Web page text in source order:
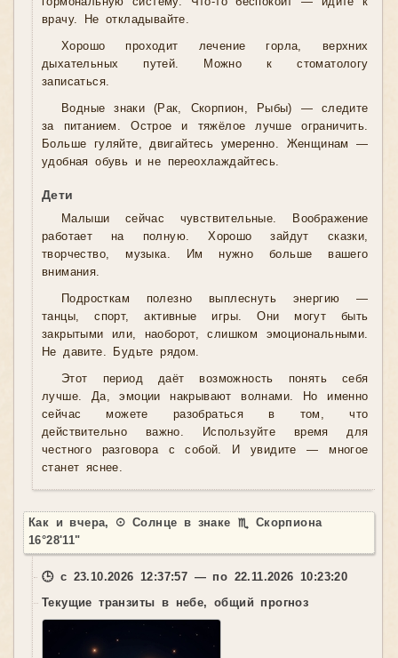
врачу. Не откладывайте.
Хорошо проходит лечение горла, верхних
дыхательных путей. Можно к стоматологу
записаться.
Водные знаки (Рак, Скорпион, Рыбы) — следите
за питанием. Острое и тяжёлое лучше ограничить.
Больше гуляйте, двигайтесь умеренно. Женщинам —
удобная обувь и не переохлаждайтесь.
Дети
Малыши сейчас чувствительные. Воображение
работает на полную. Хорошо зайдут сказки,
творчество, музыка. Им нужно больше вашего
внимания.
Подросткам полезно выплеснуть энергию —
танцы, спорт, активные игры. Они могут быть
закрытыми или, наоборот, слишком эмоциональными.
Не давите. Будьте рядом.
Этот период даёт возможность понять себя
лучше. Да, эмоции накрывают волнами. Но именно
сейчас можете разобраться в том, что
действительно важно. Используйте время для
честного разговора с собой. И увидите — многое
станет яснее.
Как и вчера, ☉ Солнце в знаке ♏ Скорпиона
16°28'11"
🕒 с 23.10.2026 12:37:57 — по 22.11.2026 10:23:20
Текущие транзиты в небе, общий прогноз